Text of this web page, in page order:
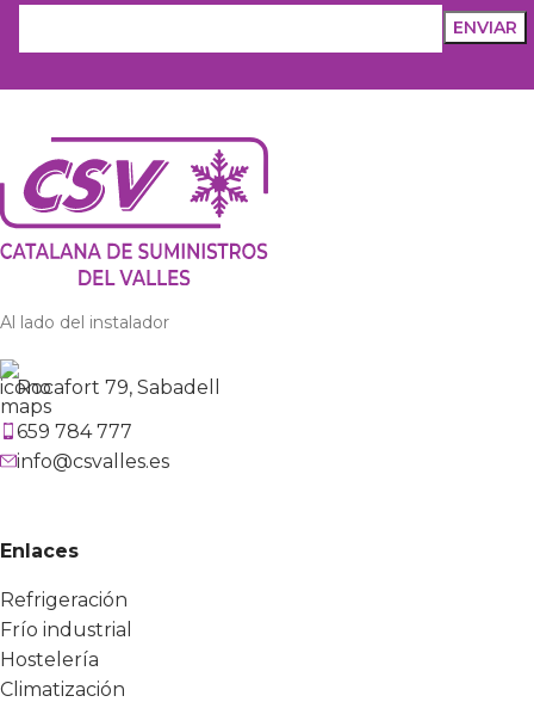
Al lado del instalador
Rocafort 79, Sabadell
659 784 777
info@csvalles.es
Enlaces
Refrigeración
Frío industrial
Hostelería
Climatización